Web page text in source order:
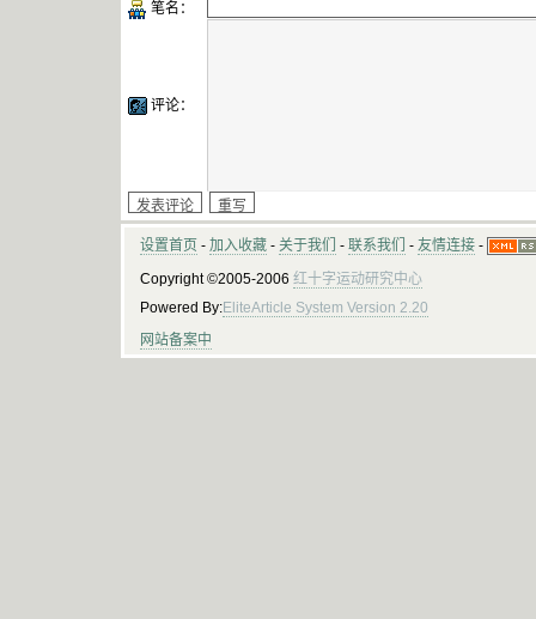
笔名：
评论：
设置首页 - 加入收藏 - 关于我们 - 联系我们 - 友情连接 -
Copyright ©2005-2006 红十字运动研究中心
Powered By:EliteArticle System Version 2.20
网站备案中